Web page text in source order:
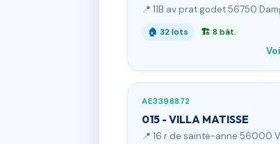
📍 11B av prat godet 56750
🏠 32 lots 🏗 8 bât.
AE3398872
015 - VILLA MATISSE
📍 16 r de sainte-anne 56000